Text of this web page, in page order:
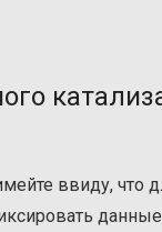
ввиду, что